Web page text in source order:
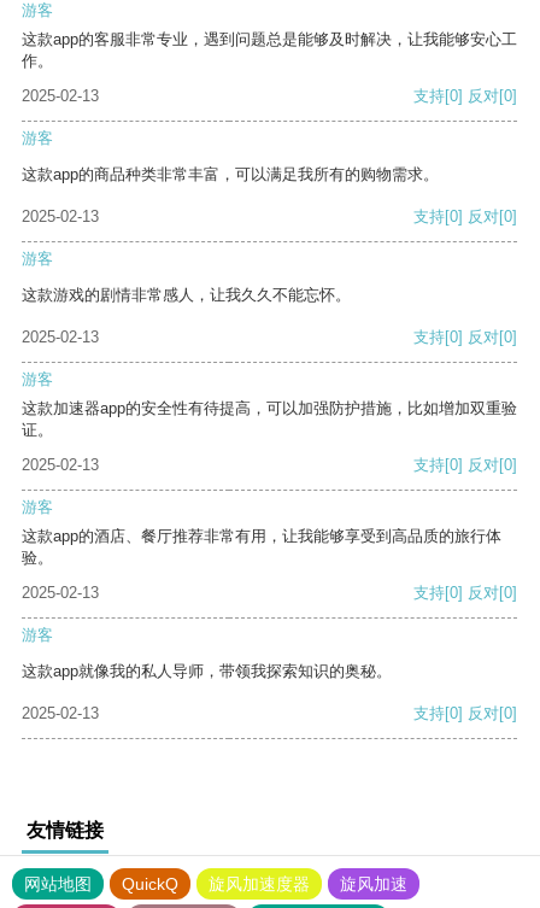
游客
这款app的客服非常专业，遇到问题总是能够及时解决，让我能够安心工
作。
2025-02-13
支持[0] 反对[0]
游客
这款app的商品种类非常丰富，可以满足我所有的购物需求。
2025-02-13 支持[0] 反对[0]
游客
这款游戏的剧情非常感人，让我久久不能忘怀。
2025-02-13 支持[0] 反对[0]
游客
这款加速器app的安全性有待提高，可以加强防护措施，比如增加双重验
证。
2025-02-13
支持[0] 反对[0]
游客
这款app的酒店、餐厅推荐非常有用，让我能够享受到高品质的旅行体
验。
2025-02-13
支持[0] 反对[0]
游客
这款app就像我的私人导师，带领我探索知识的奥秘。
2025-02-13 支持[0] 反对[0]
友情链接
网站地图 QuickQ 旋风加速度器 旋风加速